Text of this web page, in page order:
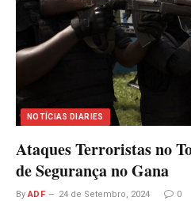
NOTÍCIAS DIARIES
Ataques Terroristas no
de Segurança no Gana
By ADF 24 de Setembro, 2024 0